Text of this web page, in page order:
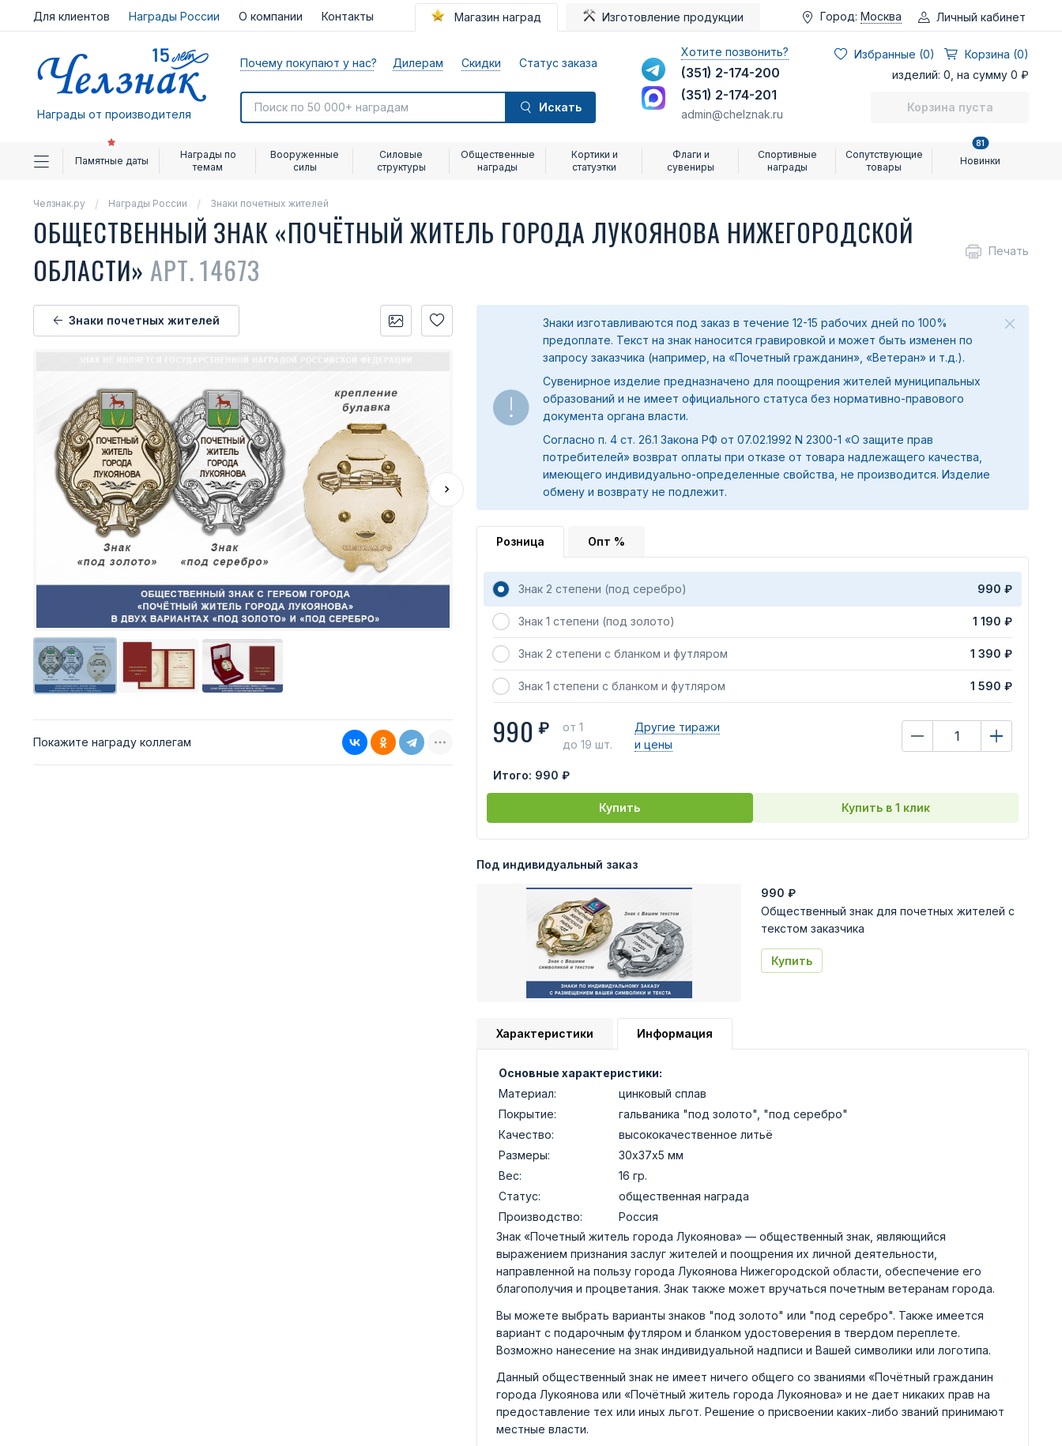
Для клиентов Награды России О компании Контакты Магазин наград Изготовление продукции Город: Москва Личный кабинет
Награды от производителя
Почему покупают у нас? Дилерам Скидки Статус заказа
Искать
Хотите позвонить?
(351) 2-174-200
(351) 2-174-201
admin@chelznak.ru
Избранные (0)
Корзина (0)
изделий: 0, на сумму 0 ₽
Корзина пуста
Памятные даты
Награды по
темам
Вооруженные
силы
Силовые
структуры
Общественные
награды
Кортики и
статуэтки
Флаги и
сувениры
Спортивные
награды
Сопутствующие
товары
Новинки
81
Челзнак.ру Награды России Знаки почетных жителей
ОБЩЕСТВЕННЫЙ ЗНАК «ПОЧЁТНЫЙ ЖИТЕЛЬ ГОРОДА ЛУКОЯНОВА НИЖЕГОРОДСКОЙ
ОБЛАСТИ» АРТ. 14673
Печать
Знаки почетных жителей
Покажите награду коллегам
Знаки изготавливаются под заказ в течение 12-15 рабочих дней по 100%
предоплате. Текст на знак наносится гравировкой и может быть изменен по
запросу заказчика (например, на «Почетный гражданин», «Ветеран» и т.д.).
Сувенирное изделие предназначено для поощрения жителей муниципальных
образований и не имеет официального статуса без нормативно-правового
документа органа власти.
Согласно п. 4 ст. 26.1 Закона РФ от 07.02.1992 N 2300-1 «О защите прав
потребителей» возврат оплаты при отказе от товара надлежащего качества,
имеющего индивидуально-определенные свойства, не производится. Изделие
обмену и возврату не подлежит.
Розница Опт %
Знак 2 степени (под серебро) 990 ₽
Знак 1 степени (под золото) 1 190 ₽
Знак 2 степени с бланком и футляром 1 390 ₽
Знак 1 степени с бланком и футляром 1 590 ₽
990 ₽
от 1
до 19 шт.
Другие тиражи
и цены
Итого: 990 ₽
Купить Купить в 1 клик
Под индивидуальный заказ
990 ₽
Общественный знак для почетных жителей с
текстом заказчика
Купить
Характеристики Информация
Основные характеристики:
Материал:
цинковый сплав
Покрытие:
гальваника "под золото", "под серебро"
Качество:
высококачественное литьё
Размеры:
30х37х5 мм
Вес:
16 гр.
Статус:
общественная награда
Производство:
Россия
Знак «Почетный житель города Лукоянова» — общественный знак, являющийся
выражением признания заслуг жителей и поощрения их личной деятельности,
направленной на пользу города Лукоянова Нижегородской области, обеспечение его
благополучия и процветания. Знак также может вручаться почетным ветеранам города.
Вы можете выбрать варианты знаков "под золото" или "под серебро". Также имеется
вариант с подарочным футляром и бланком удостоверения в твердом переплете.
Возможно нанесение на знак индивидуальной надписи и Вашей символики или логотипа.
Данный общественный знак не имеет ничего общего со званиями «Почётный гражданин
города Лукоянова или «Почётный житель города Лукоянова» и не дает никаких прав на
предоставление тех или иных льгот. Решение о присвоении каких-либо званий принимают
местные власти.